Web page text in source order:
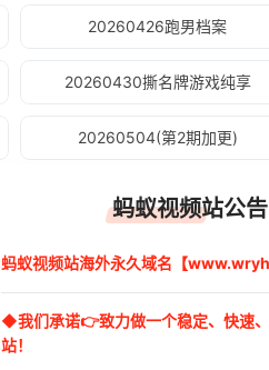
20260426跑男档案
20260430撕名牌游戏纯享
20260504(第2期加更)
20260508第3期
蚂蚁视频站公告
蚂蚁视频站海外永久域名【
◆我们承诺👉致力做一个稳定、快速
站！